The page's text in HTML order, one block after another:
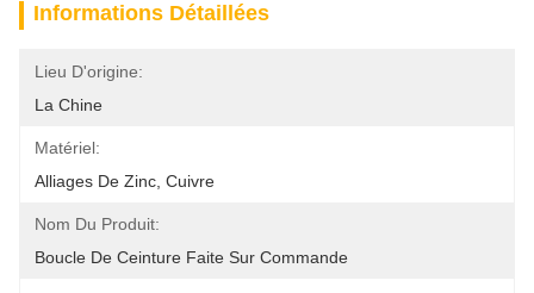
Informations Détaillées
Lieu D'origine:
La Chine
Matériel:
Alliages De Zinc, Cuivre
Nom Du Produit:
Boucle De Ceinture Faite Sur Commande